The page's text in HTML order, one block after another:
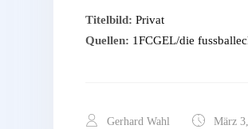
Titelbild: Privat
Quellen: 1FCGEL/die
Gerhard Wahl März